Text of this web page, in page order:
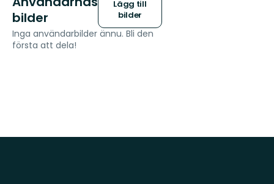
bilder
Lägg till
bilder
Inga användarbilder ännu. Bli den
första att dela!